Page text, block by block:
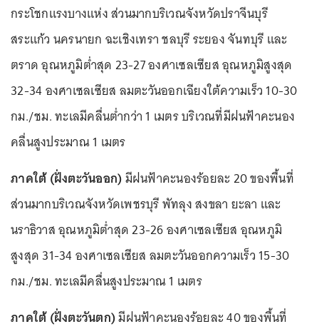
กระโชกแรงบางแห่ง ส่วนมากบริเวณจังหวัดปราจีนบุรี
สระแก้ว นครนายก ฉะเชิงเทรา ชลบุรี ระยอง จันทบุรี และ
ตราด อุณหภูมิต่ำสุด 23-27 องศาเซลเซียส อุณหภูมิสูงสุด
32-34 องศาเซลเซียส ลมตะวันออกเฉียงใต้ความเร็ว 10-30
กม./ชม. ทะเลมีคลื่นต่ำกว่า 1 เมตร บริเวณที่มีฝนฟ้าคะนอง
คลื่นสูงประมาณ 1 เมตร
ภาคใต้ (ฝั่งตะวันออก)มีฝนฟ้าคะนองร้อยละ 20 ของพื้นที่
ส่วนมากบริเวณจังหวัดเพชรบุรี พัทลุง สงขลา ยะลา และ
นราธิวาส อุณหภูมิต่ำสุด 23-26 องศาเซลเซียส อุณหภูมิ
สูงสุด 31-34 องศาเซลเซียส ลมตะวันออกความเร็ว 15-30
กม./ชม. ทะเลมีคลื่นสูงประมาณ 1 เมตร
ภาคใต้ (ฝั่งตะวันตก)มีฝนฟ้าคะนองร้อยละ 40 ของพื้นที่